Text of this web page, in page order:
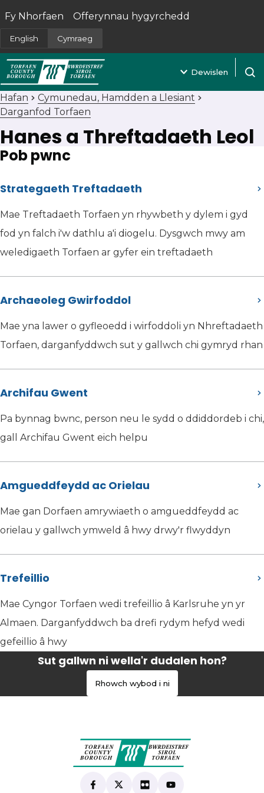
English Cymraeg
Fy Nhorfaen
(yn agor mewn tab newydd)
Offerynnau hygyrchedd
Dewislen
Hafan
Cymunedau, Hamdden a Llesiant
Darganfod Torfaen
Hanes a Threftadaeth Leol
Pob pwnc
Strategaeth Treftadaeth
Mae Treftadaeth Torfaen yn rhywbeth y dylem i gyd
fod yn falch i'w dathlu a'i diogelu. Dysgwch mwy am
weledigaeth Torfaen ar gyfer ein treftadaeth
Archaeoleg Gwirfoddol
Mae yna lawer o gyfleoedd i wirfoddoli yn Nhreftadaeth
Torfaen, darganfyddwch sut y gallwch chi gymryd rhan
Archifau Gwent
Pa bynnag bwnc, person neu le sydd o ddiddordeb i chi,
gall Archifau Gwent eich helpu
Amgueddfeydd ac Orielau
Mae gan Dorfaen amrywiaeth o amgueddfeydd ac
orielau y gallwch ymweld â hwy drwy'r flwyddyn
Trefeillio
Mae Cyngor Torfaen wedi trefeillio â Karlsruhe yn yr
Almaen. Darganfyddwch ba drefi rydym hefyd wedi
gefeillio â hwy
Sut gallwn ni wella'r dudalen hon?
Rhowch wybod i ni
Find us on Facebook
(yn agor mewn tab newydd)
Follow us on X
(yn agor mewn tab newydd)
View our Flickr
(yn agor mewn tab
Subscribe to our
(yn agor mewn tab